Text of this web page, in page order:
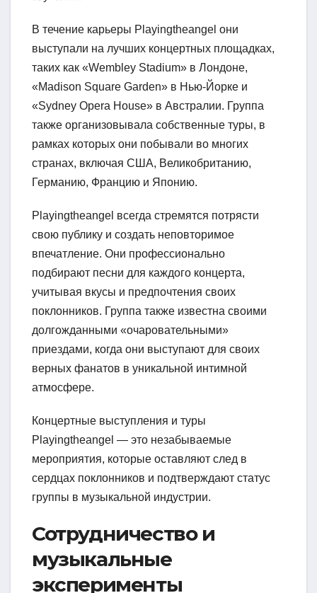
В течение карьеры Playingtheangel они
выступали на лучших концертных площадках,
таких как «Wembley Stadium» в Лондоне,
«Madison Square Garden» в Нью-Йорке и
«Sydney Opera House» в Австралии. Группа
также организовывала собственные туры, в
рамках которых они побывали во многих
странах, включая США, Великобританию,
Германию, Францию и Японию.
Playingtheangel всегда стремятся потрясти
свою публику и создать неповторимое
впечатление. Они профессионально
подбирают песни для каждого концерта,
учитывая вкусы и предпочтения своих
поклонников. Группа также известна своими
долгожданными «очаровательными»
приездами, когда они выступают для своих
верных фанатов в уникальной интимной
атмосфере.
Концертные выступления и туры
Playingtheangel — это незабываемые
мероприятия, которые оставляют след в
сердцах поклонников и подтверждают статус
группы в музыкальной индустрии.
Сотрудничество и
музыкальные
эксперименты